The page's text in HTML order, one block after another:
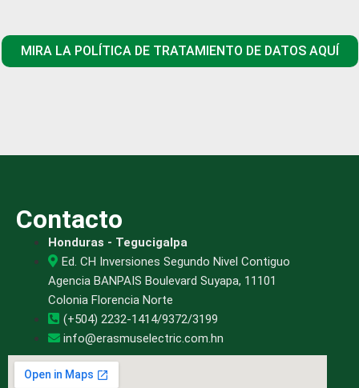
MIRA LA POLÍTICA DE TRATAMIENTO DE DATOS AQUÍ
Contacto
Honduras - Tegucigalpa
Ed. CH Inversiones Segundo Nivel Contiguo
Agencia BANPAIS Boulevard Suyapa, 11101
Colonia Florencia Norte
(+504) 2232-1414/9372/3199
info@erasmuselectric.com.hn